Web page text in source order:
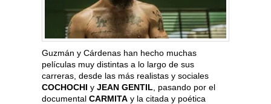
Guzmán y Cárdenas han hecho muchas
películas muy distintas a lo largo de sus
carreras, desde las más realistas y sociales
COCHOCHI y JEAN GENTIL , pasando por el
documental CARMITA y la citada y poética